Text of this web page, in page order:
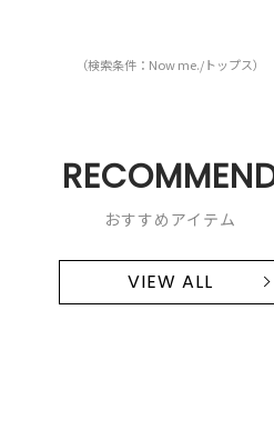
（検索条件：Now me./トップス）
おすすめアイテム
VIEW ALL